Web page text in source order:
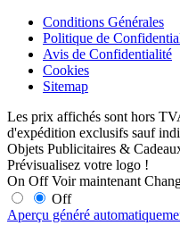
Conditions Générales
Politique de
Avis de Confidentialité
Cookies
Sitemap
Les prix affichés sont hors
d'expédition exclusifs sauf
Objets Publicitaires &
Prévisualisez votre logo !
On Off Voir maintenant
Off
Aperçu généré